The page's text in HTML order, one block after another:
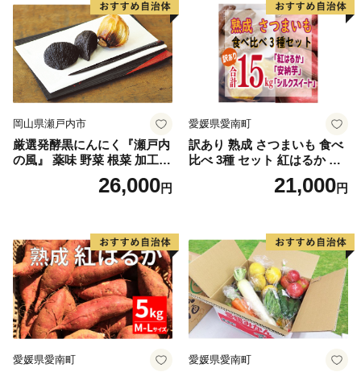
料使用 高糖度 西森農園
料使用 高糖度 西森農園
岡山県瀬戸内市
厳選発酵黒にんにく『瀬戸内
の風』 薬味 野菜 根菜 加工食
26,000円
愛媛県愛南町
訳あり 熟成 さつまいも 食べ
比べ 3種 セット 紅はるか 安
納芋 シルクスイート 合計 15
kg サイズ混合 サツマイモ 焼
芋 ほしいも スイートポテト
いも天 サイズミックス 甘い
ねっとり 生芋 新芋 あんのう
いも 甘藷 べにはるか スイー
ツ 国産 糖度 産地直送 農家直
送 数量限定 21000円 愛媛 愛
南 ミッチーのおみかん畑
21,000円
愛媛県愛南町 愛媛県愛南町